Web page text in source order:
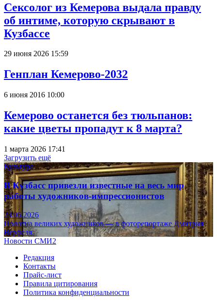
Сексолог из Кемерова выдала правду
об интиме, которую скрывают в
Кузбассе
29 июня 2026 15:59
Генплан Кемерово-2032
6 июня 2016 10:00
Кемерово останется без тюльпанов:
какие цветы пропадут к 8 марта?
1 марта 2026 17:41
Загрузить ещё
Культура
В Кузбасс привезли известные на весь мир
работы художников-импрессионистов
23.06.2026
Полотна великих художников — в фоторепортаже Дмитрия
Верфеля.
Новости СМИ2
Редакция
Контакты
Прайс-лист
Правила цитирования
Политика конфиденциальности